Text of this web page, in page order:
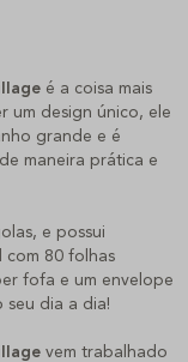
é a coisa mais
um design único, ele
grande e é
maneira prática e
e possui
com 80 folhas
fofa e um envelope
seu dia a dia!
vem trabalhado